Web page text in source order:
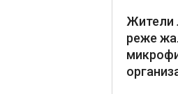
Жители
реже